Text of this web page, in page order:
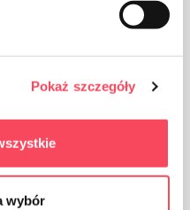
Pokaż szczegóły
wybór
na lixeira
até 60 ° C